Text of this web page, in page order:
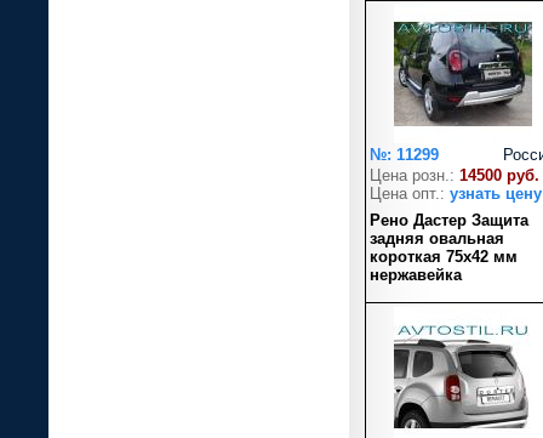
№: 11299
Цена розн.: 14500 руб.
Цена опт.: узнать цену
Рено Дастер Защита
задняя овальная
короткая 75х42 мм
нержавейка